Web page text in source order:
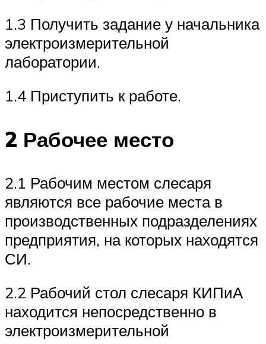
1.3 Получить задание у начальника
электроизмерительной
лаборатории.
1.4 Приступить к работе.
2 Рабочее место
2.1 Рабочим местом слесаря
являются все рабочие места в
производственных подразделениях
предприятия, на которых находятся
СИ.
2.2 Рабочий стол слесаря КИПиА
находится непосредственно в
электроизмерительной